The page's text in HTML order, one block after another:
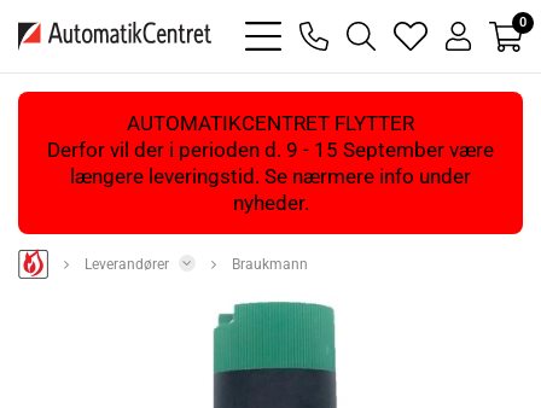
bars
light
phone
magnifying
glass
heart
light
user
light
0
AUTOMATIKCENTRET FLYTTER
Derfor vil der i perioden d. 9 - 15 September være
længere leveringstid. Se nærmere info under
nyheder.
Leverandører Braukmann